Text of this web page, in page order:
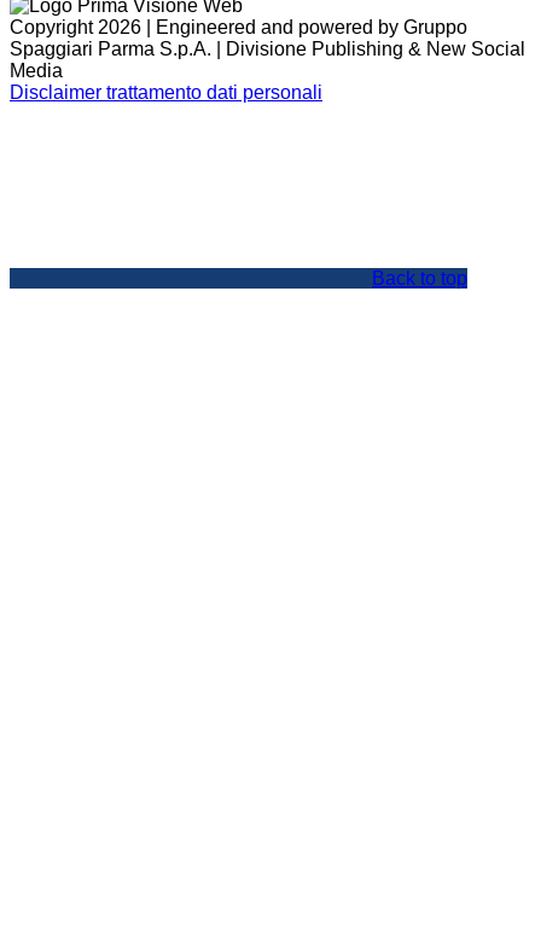
Copyright 2026 | Engineered and powered by Gruppo
Spaggiari Parma S.p.A. | Divisione Publishing & New Social
Media
Disclaimer trattamento dati personali
Back to top